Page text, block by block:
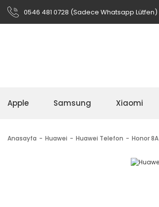
0546 481 0728 (Sadece Whatsapp Lütfen)
Apple Samsung Xiaomi
Anasayfa Huawei Huawei Telefon Honor 8A